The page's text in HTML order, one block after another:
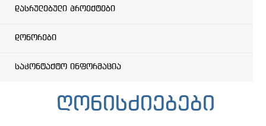
დასრულებული პროექტები
დონორები
საკონტაქტო ინფორმაცია
ღონისძიებები